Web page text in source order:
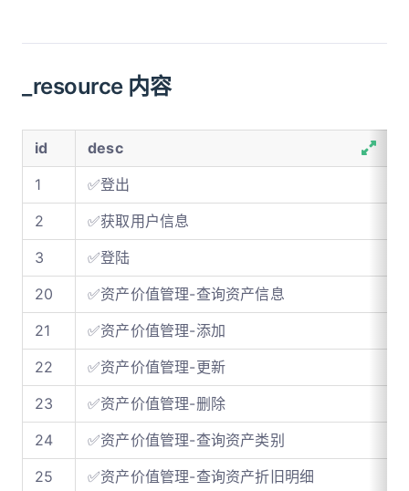
_resource 内容
id
desc
1
✅登出
2
✅获取用户信息
3
✅登陆
20
✅资产价值管理-查询资产信息
21
✅资产价值管理-添加
22
✅资产价值管理-更新
23
✅资产价值管理-删除
24
✅资产价值管理-查询资产类别
25
✅资产价值管理-查询资产折旧明细